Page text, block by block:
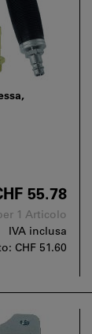
55.78
1 Articolo
IVA inclusa
CHF 51.60